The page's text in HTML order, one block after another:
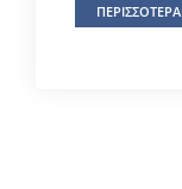
ΠΕΡΙΣΣΟΤΕΡΑ